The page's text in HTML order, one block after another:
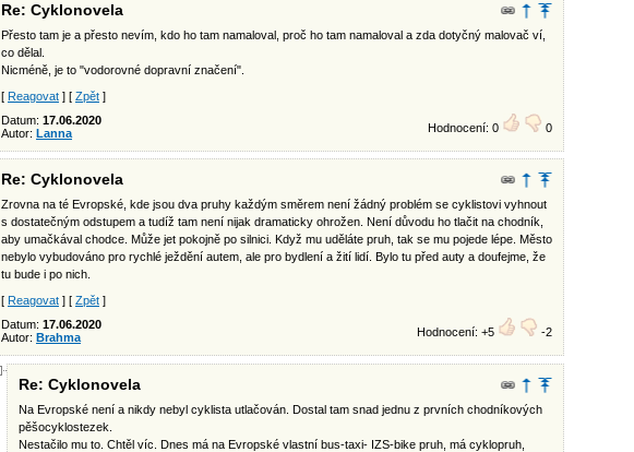
Re: Cyklonovela
Přesto tam je a přesto nevím, kdo ho tam namaloval, proč ho tam namaloval a zda dotyčný malovač ví,
co dělal.
Nicméně, je to "vodorovné dopravní značení".
[ Reagovat ] [ Zpět ]
Datum: 17.06.2020
Autor: Lanna Hodnocení: 0 0
Re: Cyklonovela
Zrovna na té Evropské, kde jsou dva pruhy každým směrem není žádný problém se cyklistovi vyhnout
s dostatečným odstupem a tudíž tam není nijak dramaticky ohrožen. Není důvodu ho tlačit na chodník,
aby umačkával chodce. Může jet pokojně po silnici. Když mu uděláte pruh, tak se mu pojede lépe. Město
nebylo vybudováno pro rychlé ježdění autem, ale pro bydlení a žití lidí. Bylo tu před auty a doufejme, že
tu bude i po nich.
[ Reagovat ] [ Zpět ]
Datum: 17.06.2020
Autor: Brahma Hodnocení: +5 -2
Re: Cyklonovela
Na Evropské není a nikdy nebyl cyklista utlačován. Dostal tam snad jednu z prvních chodníkových
pěšocyklostezek.
Nestačilo mu to. Chtěl víc. Dnes má na Evropské vlastní bus-taxi- IZS-bike pruh, má cyklopruh,